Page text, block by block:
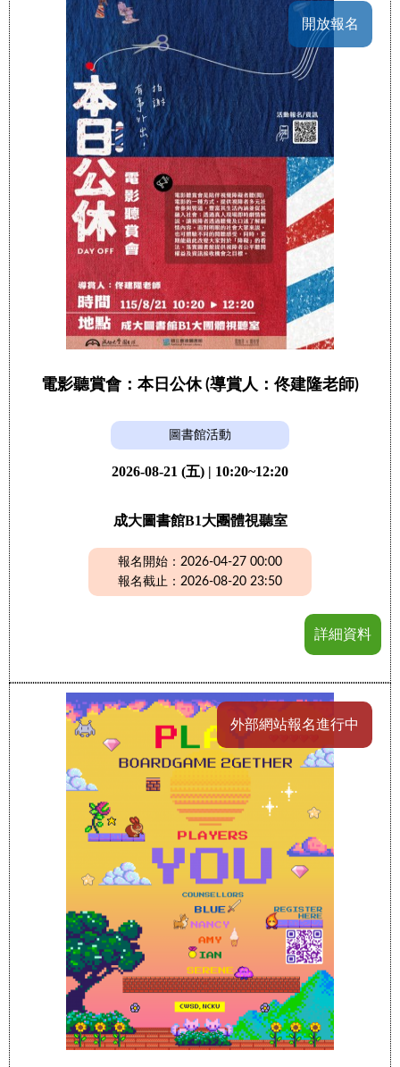
開放報名
電影聽賞會：本日公休 (導賞人：佟建隆老師)
圖書館活動
2026-08-21 (五) | 10:20~12:20
成大圖書館B1大團體視聽室
報名開始：2026-04-27 00:00
報名截止：2026-08-20 23:50
詳細資料
外部網站報名進行中